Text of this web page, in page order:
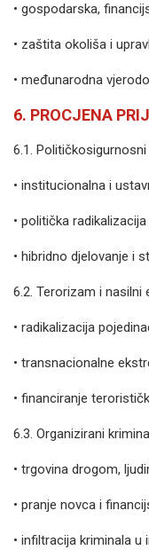
• gospodarska,
• zaštita okoliša i
• međunarodna
6. PROCJENA
6.1.
• institucionalna i
• politička radikalizacija
• hibridno djelovanje i
6.2. Terorizam i nasilni
• radikalizacija
• transnacionalne
• financiranje
6.3. Organizirani
• trgovina drogom,
• pranje novca i
• infiltracija kriminala u